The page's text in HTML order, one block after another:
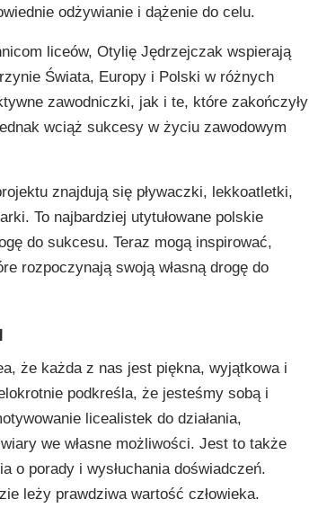
odżywianie i dążenie do celu.
liceów, Otylię Jędrzejczak wspierają
Świata, Europy i Polski w różnych
zawodniczki, jak i te, które zakończyły
wciąż sukcesy w życiu zawodowym
znajdują się pływaczki, lekkoatletki,
To najbardziej utytułowane polskie
do sukcesu. Teraz mogą inspirować,
rozpoczynają swoją własną drogę do
że każda z nas jest piękna, wyjątkowa i
podkreśla, że jesteśmy sobą i
licealistek do działania,
we własne możliwości. Jest to także
o porady i wysłuchania doświadczeń.
leży prawdziwa wartość człowieka.